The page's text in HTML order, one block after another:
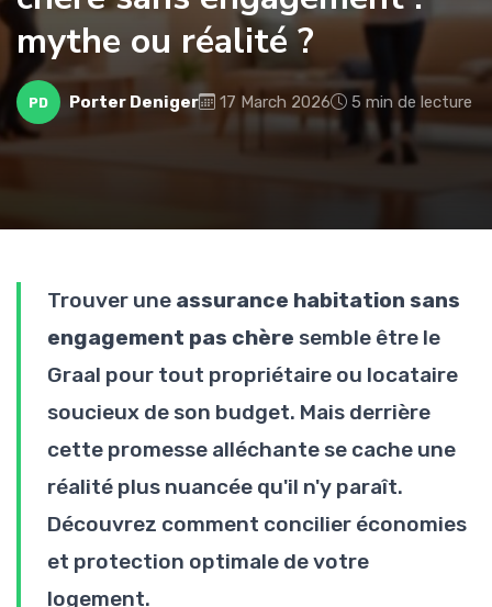
mythe ou réalité ?
PD Porter Deniger 17 March 2026 5 min de lecture
Trouver une assurance habitation sans
engagement pas chère semble être le
Graal pour tout propriétaire ou locataire
soucieux de son budget. Mais derrière
cette promesse alléchante se cache une
réalité plus nuancée qu'il n'y paraît.
Découvrez comment concilier économies
et protection optimale de votre
logement.